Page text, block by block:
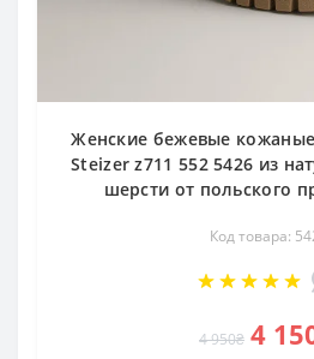
Женские бежевые
Steizer z711 552 5426 из
шерсти от польского
Код товара:
4 950₴ 4